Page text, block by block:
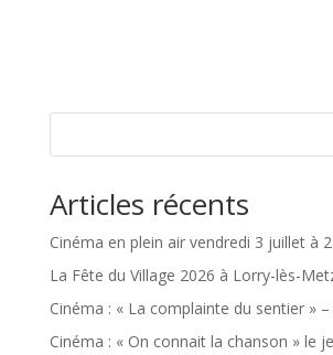
Articles récents
Cinéma en plein air vendredi 3 juillet à
La Fête du Village 2026 à Lorry-lès-
Cinéma : « La complainte du sentier »
Cinéma : « On connait la chanson » le